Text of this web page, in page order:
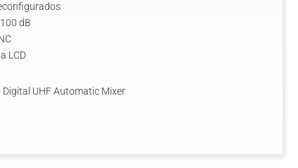
dB
LCD
Digital UHF Automatic Mixer